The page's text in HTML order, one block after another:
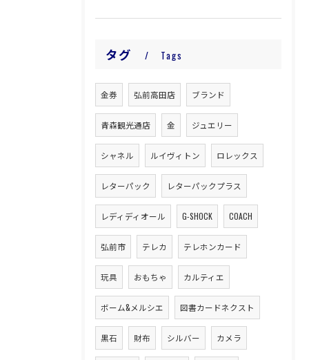
タグ Tags
金券 弘前高田店 ブランド
青森観光通店 金 ジュエリー
シャネル ルイヴィトン ロレックス
レターパック レターパックプラス
レディディオール G-SHOCK COACH
弘前市 テレカ テレホンカード
玩具 おもちゃ カルティエ
ボーム&メルシエ 図書カードネクスト
黒石 財布 シルバー カメラ